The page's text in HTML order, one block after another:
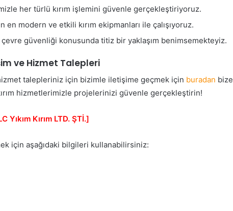
her türlü kırım işlemini güvenle gerçekleştiriyoruz.
en modern ve etkili kırım ekipmanları ile çalışıyoruz.
çevre güvenliği konusunda titiz bir yaklaşım benimsemekteyiz.
ve Hizmet Talepleri
talepleriniz için bizimle iletişime geçmek için buradan bize
hizmetlerimizle projelerinizi güvenle gerçekleştirin!
Yıkım Kırım LTD. ŞTİ.]
için aşağıdaki bilgileri kullanabilirsiniz: